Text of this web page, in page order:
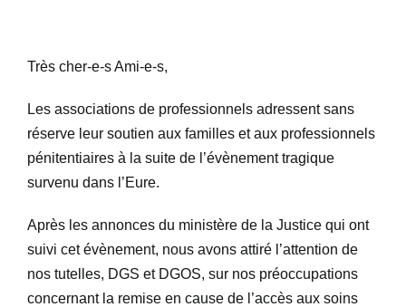
Boîte à outils
Adhésion
Congrès
Offre d’emploi
Très cher-e-s Ami-e-s,
Les associations de professionnels adressent sans
réserve leur soutien aux familles et aux professionnels
pénitentiaires à la suite de l’évènement tragique
survenu dans l’Eure.
Après les annonces du ministère de la Justice qui ont
suivi cet évènement, nous avons attiré l’attention de
nos tutelles, DGS et DGOS, sur nos préoccupations
concernant la remise en cause de l’accès aux soins